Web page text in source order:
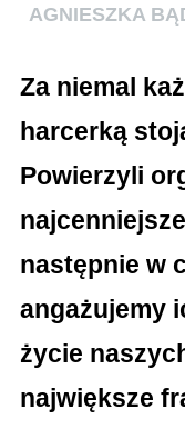
AGNIESZKA
Za niemal
harcerką
Powierzyli
następnie w
angażujemy
życie
największe